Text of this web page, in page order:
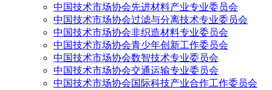
中国技术市场协会先进材料产业专业委员会
中国技术市场协会过滤与分离技术专业委员会
中国技术市场协会非织造材料专业委员会
中国技术市场协会青少年创新工作委员会
中国技术市场协会数智技术专业委员会
中国技术市场协会交通运输专业委员会
中国技术市场协会国际科技产业合作工作委员会